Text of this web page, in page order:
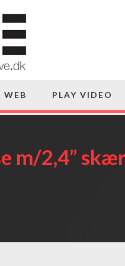
WEB PLAY VIDEO
m/2,4”